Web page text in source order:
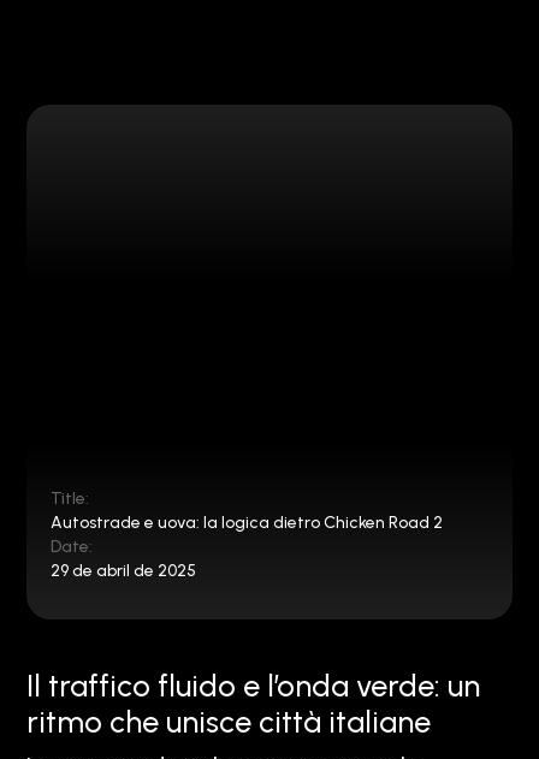
Title:
Autostrade e uova: la logica dietro Chicken Road 2
Date:
29 de abril de 2025
Il traffico fluido e l’onda verde: un
ritmo che unisce città italiane